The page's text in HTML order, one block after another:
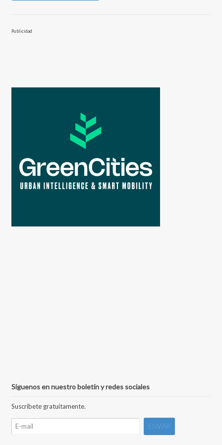
Publicidad
Síguenos en nuestro boletín y redes sociales
Suscríbete gratuitamente.